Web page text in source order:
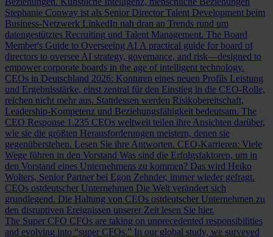
Stephanie Conway ist als Senior Director Talent Development beim
Business-Netzwerk LinkedIn nah dran an Trends rund um
datengestütztes Recruiting und Talent Management. The Board
Member's Guide to Overseeing AI A practical guide for board of
directors to oversee AI strategy, governance, and risk—designed to
empower corporate boards in the age of intelligent technology.
CEOs in Deutschland 2026: Konturen eines neuen Profils Leistung
und Ergebnisstärke, einst zentral für den Einstieg in die CEO-Rolle,
reichen nicht mehr aus. Stattdessen werden Risikobereitschaft,
Leadership-Kompetenz und Beziehungsfähigkeit bedeutsam. The
CEO Response 1.235 CEOs weltweit teilen ihre Ansichten darüber,
wie sie die größten Herausforderungen meistern, denen sie
gegenüberstehen. Lesen Sie ihre Antworten. CEO-Karrieren: Viele
Wege führen in den Vorstand Was sind die Erfolgsfaktoren, um in
den Vorstand eines Unternehmens zu kommen? Das wird Heiko
Wolters, Senior Partner bei Egon Zehnder, immer wieder gefragt.
CEOs ostdeutscher Unternehmen Die Welt verändert sich
grundlegend. Die Haltung von CEOs ostdeutscher Unternehmen zu
den disruptiven Ereignissen unserer Zeit lesen Sie hier.
The Super CFO CFOs are taking on unprecedented responsibilities
and evolving into “super CFOs.” In our global study, we surveyed